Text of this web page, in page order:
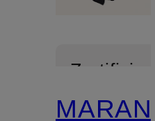
Zertifiziert
MARANT